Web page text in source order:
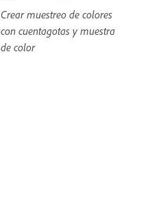
Crear muestreo de colores
con cuentagotas y muestra
de color